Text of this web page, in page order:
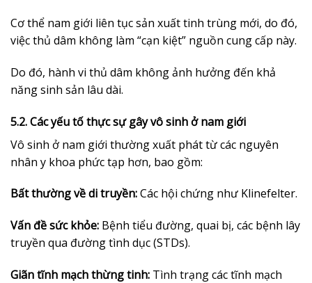
Cơ thể nam giới liên tục sản xuất tinh trùng mới, do đó,
việc thủ dâm không làm “cạn kiệt” nguồn cung cấp này.
Do đó, hành vi thủ dâm không ảnh hưởng đến khả
năng sinh sản lâu dài.
5.2. Các yếu tố thực sự gây vô sinh ở nam giới
Vô sinh ở nam giới thường xuất phát từ các nguyên
nhân y khoa phức tạp hơn, bao gồm:
Bất thường về di truyền:Các hội chứng như Klinefelter.
Vấn đề sức khỏe: Bệnh tiểu đường, quai bị, các bệnh lây
truyền qua đường tình dục (STDs).
Giãn tĩnh mạch thừng tinh: Tình trạng các tĩnh mạch